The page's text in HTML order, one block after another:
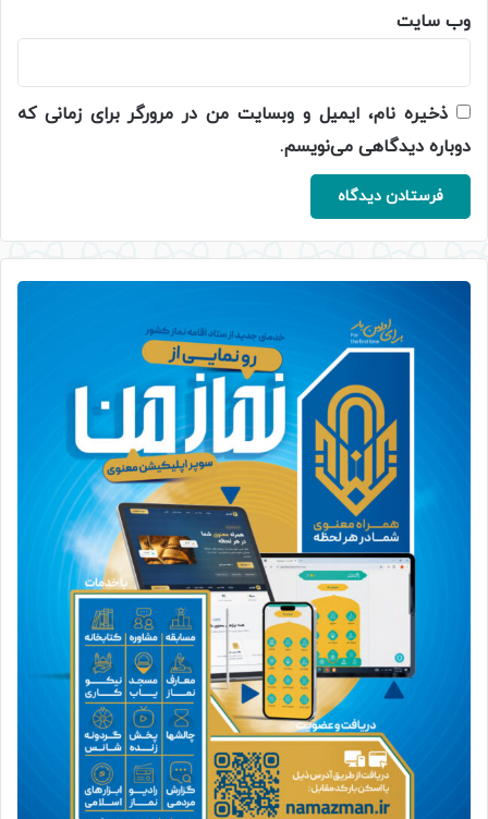
وب‌ سایت
ذخیره نام، ایمیل و وبسایت من در مرورگر برای زمانی که
دوباره دیدگاهی می‌نویسم.